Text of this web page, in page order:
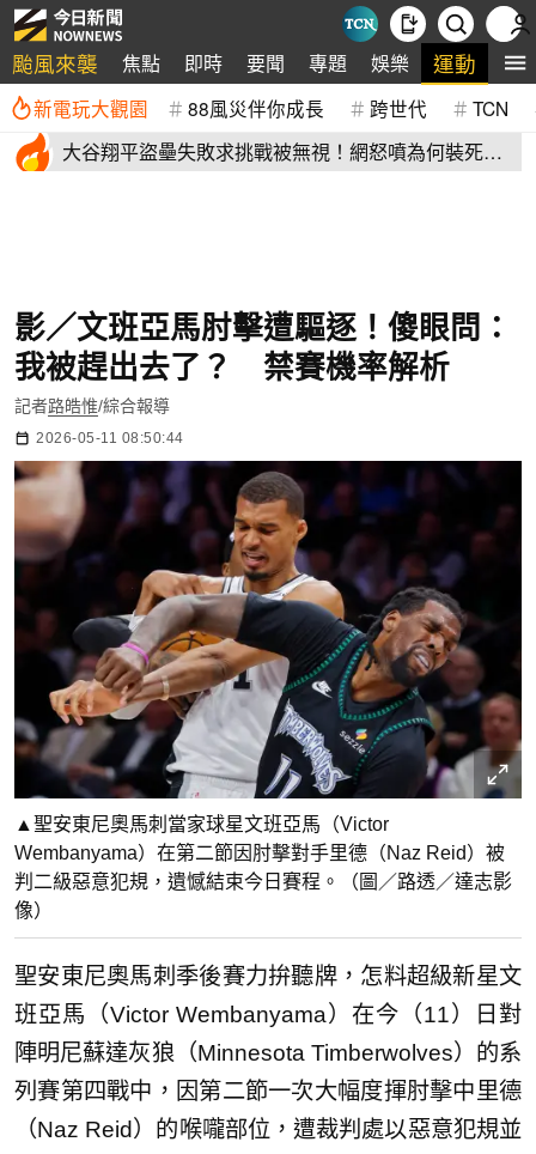
颱風來襲 焦點 即時 要聞 專題 娛樂 運動 全
新電玩大觀園 88風災伴你成長 跨世代 TCN
大谷翔平盜壘失敗求挑戰被無視！網怒噴為何裝死？
影／文班亞馬肘擊遭驅逐！傻眼問：
我被趕出去了？ 禁賽機率解析
記者路皓惟/綜合報導
2026-05-11 08:50:44
▲聖安東尼奧馬刺當家球星文班亞馬（Victor
Wembanyama）在第二節因肘擊對手里德（Naz Reid）被
判二級惡意犯規，遺憾結束今日賽程。（圖／路透／達志影
像）
聖安東尼奧馬刺季後賽力拚聽牌，怎料超級新星文
班亞馬（Victor Wembanyama）在今（11）日對
陣明尼蘇達灰狼（Minnesota Timberwolves）的系
列賽第四戰中，因第二節一次大幅度揮肘擊中里德
（Naz Reid）的喉嚨部位，遭裁判處以惡意犯規並